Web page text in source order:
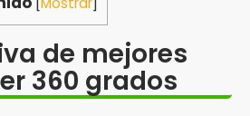
de mejores
360 grados